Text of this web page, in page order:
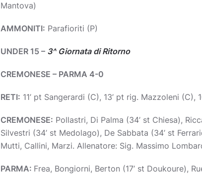
Mantova)
AMMONITI: Parafioriti (P)
UNDER 15 – 3^ Giornata di Ritorno
CREMONESE – PARMA 4-0
RETI: 11’ pt Sangerardi (C), 13’ pt rig. Mazzoleni (C),
CREMONESE: Pollastri, Di Palma (34’ st Chiesa),
Silvestri (34’ st Medolago), De Sabbata (34’ st
Mutti, Callini, Marzi. Allenatore: Sig. Massimo
PARMA: Frea, Bongiorni, Berton (17’ st Doukoure),